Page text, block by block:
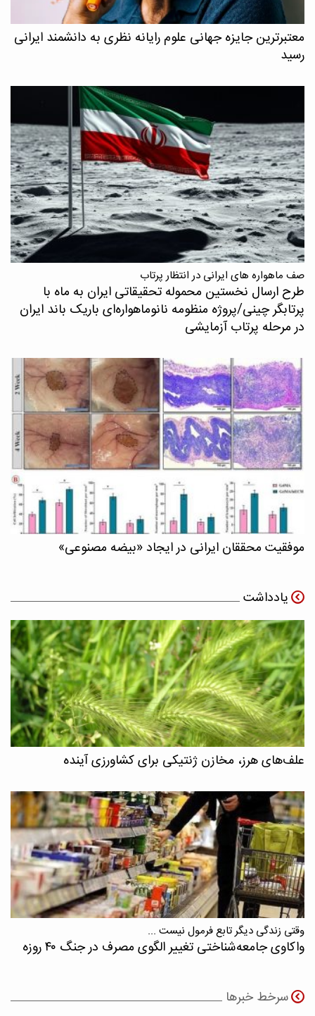
معتبرترین جایزه جهانی علوم رایانه نظری به دانشمند ایرانی
رسید
صف ماهواره های ایرانی در انتظار پرتاب
طرح ارسال نخستین محموله تحقیقاتی ایران به ماه با
پرتابگر چینی/پروژه منظومه نانوماهواره‌ای باریک باند ایران
در مرحله پرتاب آزمایشی
موفقیت محققان ایرانی در ایجاد «بیضه مصنوعی»
یادداشت
علف‌های هرز، مخازن ژنتیکی برای کشاورزی آینده
وقتی زندگی دیگر تابع فرمول نیست ...
واکاوی جامعه‌شناختی تغییر الگوی مصرف در جنگ ۴۰ روزه
سرخط خبرها